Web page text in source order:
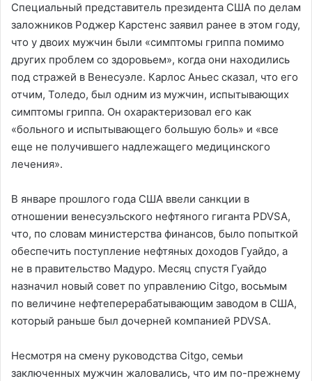
Специальный представитель президента США по делам
заложников Роджер Карстенс заявил ранее в этом году,
что у двоих мужчин были «симптомы гриппа помимо
других проблем со здоровьем», когда они находились
под стражей в Венесуэле. Карлос Аньес сказал, что его
отчим, Толедо, был одним из мужчин, испытывающих
симптомы гриппа. Он охарактеризовал его как
«больного и испытывающего большую боль» и «все
еще не получившего надлежащего медицинского
лечения».
В январе прошлого года США ввели санкции в
отношении венесуэльского нефтяного гиганта PDVSA,
что, по словам министерства финансов, было попыткой
обеспечить поступление нефтяных доходов Гуайдо, а
не в правительство Мадуро. Месяц спустя Гуайдо
назначил новый совет по управлению Citgo, восьмым
по величине нефтеперерабатывающим заводом в США,
который раньше был дочерней компанией PDVSA.
Несмотря на смену руководства Citgo, семьи
заключенных мужчин жаловались, что им по-прежнему